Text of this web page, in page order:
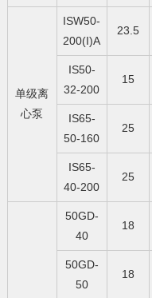
单级离
心泵
ISW50-
200(I)A
23.5
IS50-
32-200
15
IS65-
50-160
25
IS65-
40-200
25
50GD-
40
18
50GD-
50
18